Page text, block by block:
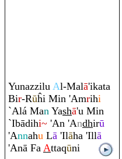
Yunazzilu Al-Malā'ikata
Bir-Rūĥi Min 'Amrihi
`Alá Man Yashā'u Min
`Ibādihi~ 'An 'Andhirū
'Annahu Lā 'Ilāha 'Illā
'Anā Fa Attaqūni